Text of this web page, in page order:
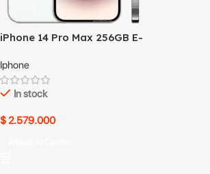
iPhone 14 Pro Max 256GB E-
Iphone
In stock
$2.579.000